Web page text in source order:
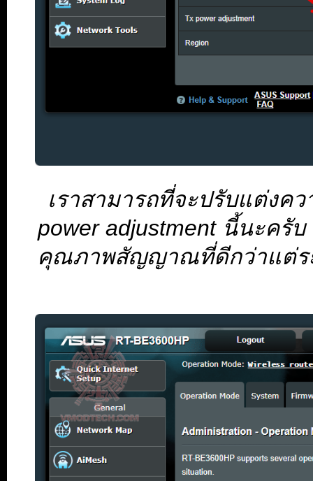
เราสามารถที่จะปรับแต่งค
power adjustment นี้นะครั
คุณภาพสัญญาณที่ดีกว่าแต่ร